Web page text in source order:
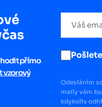
přímo
vzorový
Odesláním
maily vám
kdykoliv